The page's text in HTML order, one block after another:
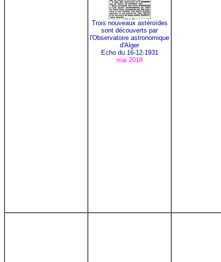
Trois nouveaux astéroïdes
sont découverts par
l'Observatoire astronomique
d'Alger
Echo du 16-12-1931
mai 2018